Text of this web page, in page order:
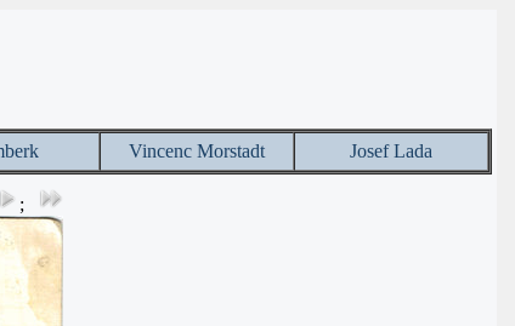
Vincenc Morstadt Josef Lada
;